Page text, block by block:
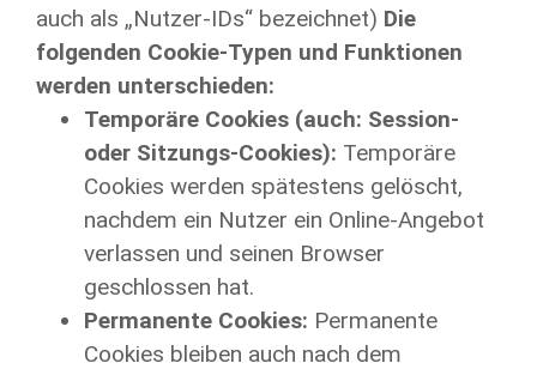
auch als „Nutzer-IDs“ bezeichnet) Die
folgenden Cookie-Typen und Funktionen
werden unterschieden:
Temporäre Cookies (auch: Session-
oder Sitzungs-Cookies): Temporäre
Cookies werden spätestens gelöscht,
nachdem ein Nutzer ein Online-Angebot
verlassen und seinen Browser
geschlossen hat.
Permanente Cookies: Permanente
Cookies bleiben auch nach dem